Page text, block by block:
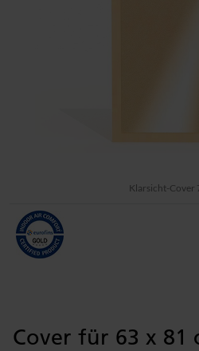
Klarsicht-Cover
Cover für 63 x 81